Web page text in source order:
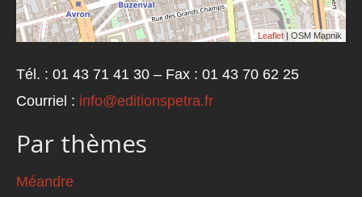
Leaflet | OSM Mapnik
Tél. : 01 43 71 41 30 – Fax : 01 43 70 62 25
Courriel : info@editionspetra.fr
Par thèmes
Méandre